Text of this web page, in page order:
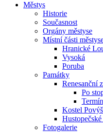
Městys
Historie
Současnost
Orgány městyse
Místní části
Hranické
Vysoká
Poruba
Památky
Renesanční
Po
Kostel
Fotogalerie